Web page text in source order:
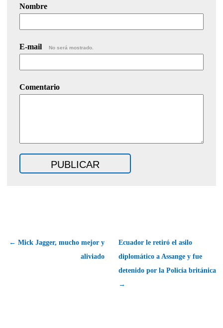
Nombre
E-mail No será mostrado.
Comentario
← Mick Jagger, mucho mejor y
aliviado
Ecuador le retiró el asilo
diplomático a Assange y fue
detenido por la Policía británica
→